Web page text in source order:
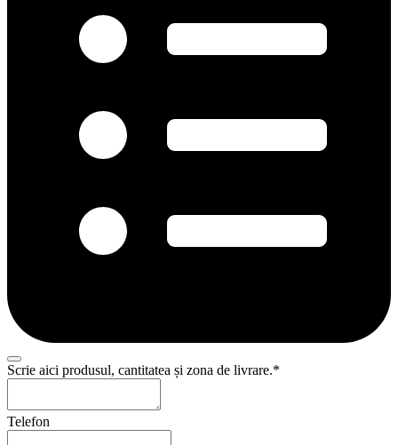
Scrie aici produsul, cantitatea și zona de livrare.*
Your
Telefon